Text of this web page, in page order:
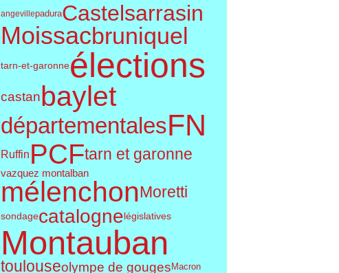
angevillepaduraCastelsarrasin
Moissacbruniquel
tarn-et-garonneélections
castanbaylet
départementalesFN
Ruffin PCFtarn et garonne
vazquez montalban
mélenchonMoretti
sondagecatalognelégislatives
Montauban
toulouseolympe de gouges Macron